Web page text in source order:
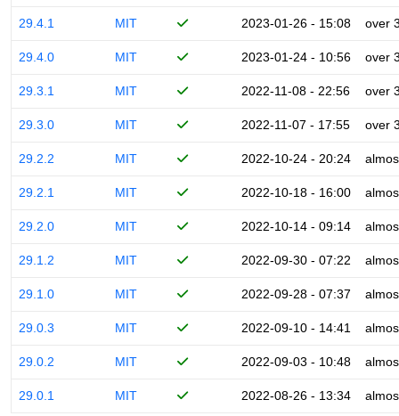
29.4.1 MIT 2023-01-26 - 15:08 over
29.4.0 MIT 2023-01-24 - 10:56 over
29.3.1 MIT 2022-11-08 - 22:56 over
29.3.0 MIT 2022-11-07 - 17:55 over
29.2.2 MIT 2022-10-24 - 20:24
29.2.1 MIT 2022-10-18 - 16:00
29.2.0 MIT 2022-10-14 - 09:14
29.1.2 MIT 2022-09-30 - 07:22
29.1.0 MIT 2022-09-28 - 07:37
29.0.3 MIT 2022-09-10 - 14:41
29.0.2 MIT 2022-09-03 - 10:48
29.0.1 MIT 2022-08-26 - 13:34